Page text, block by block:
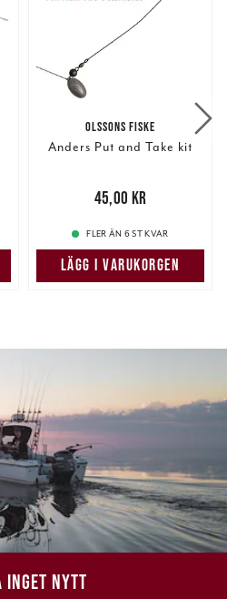
OLSSONS FISKE
Anders Put and Take kit
45,00 kr
45,00 kr
FLER ÄN 6 ST KVAR
LÄGG I VARUKORGEN
INGET NYTT